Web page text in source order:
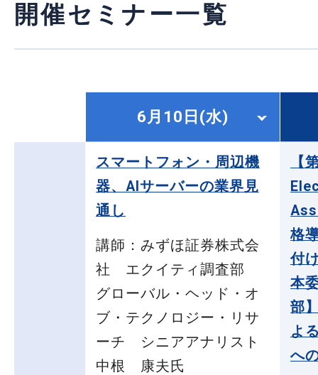
開催セミナー一覧
6月10日(水)
スマートフォン・周辺機
器、AIサーバーの業界見
通し
講師：みずほ証券株式会
社 エクイティ調査部
グローバル・ヘッド・オ
ブ・テクノロジー・リサ
ーチ シニアアナリスト
中根 康夫氏
【
格
付
本
部
よ
へ